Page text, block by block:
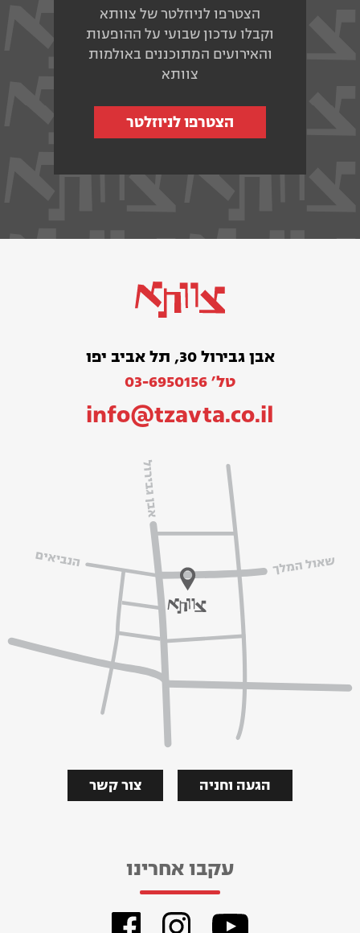
הצטרפו לניוזלטר של צוותא
וקבלו עדכון שבועי על ההופעות
והאירועים המתוכננים באולמות
צוותא
הצטרפו לניוזלטר
אבן גבירול 30, תל אביב יפו
טל׳ 03-6950156
info@tzavta.co.il
צור קשר הגעה וחניה
עקבו אחרינו